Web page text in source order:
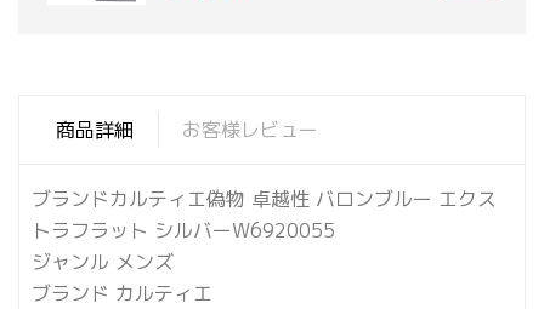
商品詳細 お客様レビュー
ブランドカルティエ偽物 卓越性 バロンブルー エクス
トラフラット シルバーW6920055
ジャンル メンズ
ブランド カルティエ